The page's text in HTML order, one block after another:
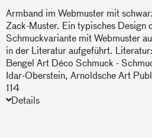
Armband im Webmuster mit
Zack-Muster. Ein typisches Design
Schmuckvariante mit Webmuster
in der Literatur aufgeführt.
Bengel Art Déco Schmuck -
Idar-Oberstein, Arnoldsche Art
114
Details